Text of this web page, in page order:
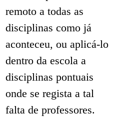
remoto a todas as
disciplinas como já
aconteceu, ou aplicá-lo
dentro da escola a
disciplinas pontuais
onde se regista a tal
falta de professores.